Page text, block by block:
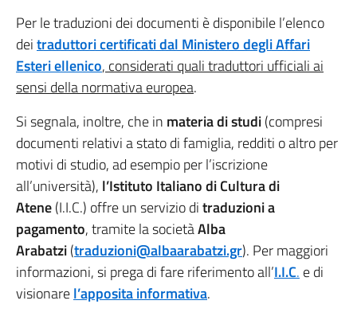
Per le traduzioni dei documenti è disponibile l’elenco
deitraduttori certificati dal Ministero degli Affari
Esteri ellenico, considerati quali traduttori ufficiali ai
sensi della normativa europea.
Si segnala, inoltre, che in materia di studi(compresi
documenti relativi a stato di famiglia, redditi o altro per
motivi di studio, ad esempio per l’iscrizione
all’università), l’Istituto Italiano di Cultura di
Atene(I.I.C.) offre un servizio ditraduzioni a
pagamento, tramite la societàAlba
Arabatzi(traduzioni@albaarabatzi.gr). Per maggiori
informazioni, si prega di fare riferimento all’I.I.C. e di
visionarel’apposita informativa.